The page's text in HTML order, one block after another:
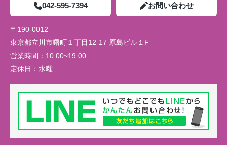
042-595-7394 お問い合わせ
〒190-0012
東京都立川市曙町１丁目12-17 原島ビル１F
営業時間： 10:00~19:00
定休日： 水曜